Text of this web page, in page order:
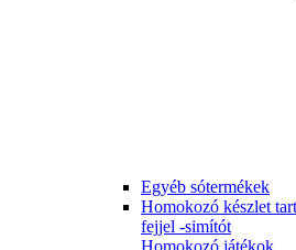
Egyéb sótermékek
Homokozó készlet
fejjel -simítót
Homokozó játékok